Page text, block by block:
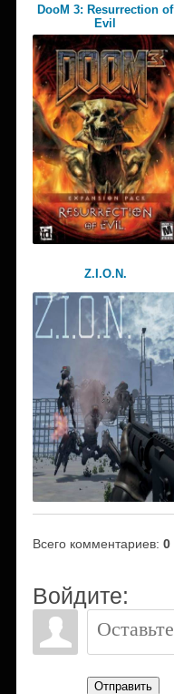
DooM 3: Resurrection of
Evil
Z.I.O.N.
Всего комментариев: 0
Войдите:
Отправить